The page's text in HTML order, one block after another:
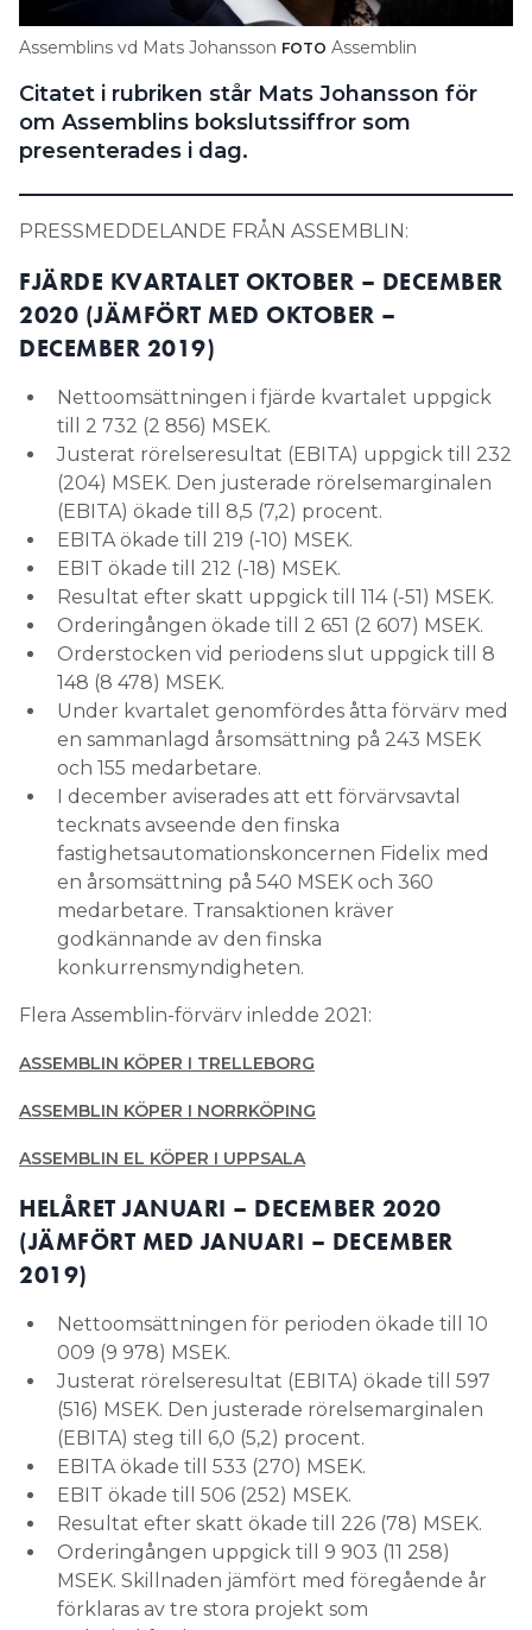
Search for:
SEARCH
Assemblins vd Mats Johansson FOTO Assemblin
Citatet i rubriken står Mats Johansson för
om Assemblins bokslutssiffror som
presenterades i dag.
PRESSMEDDELANDE FRÅN ASSEMBLIN:
FJÄRDE KVARTALET OKTOBER – DECEMBER
2020 (JÄMFÖRT MED OKTOBER –
DECEMBER 2019)
Nettoomsättningen i fjärde kvartalet uppgick
till 2 732 (2 856) MSEK.
Justerat rörelseresultat (EBITA) uppgick till 232
(204) MSEK. Den justerade rörelsemarginalen
(EBITA) ökade till 8,5 (7,2) procent.
EBITA ökade till 219 (-10) MSEK.
EBIT ökade till 212 (-18) MSEK.
Resultat efter skatt uppgick till 114 (-51) MSEK.
Orderingången ökade till 2 651 (2 607) MSEK.
Orderstocken vid periodens slut uppgick till 8
148 (8 478) MSEK.
Under kvartalet genomfördes åtta förvärv med
en sammanlagd årsomsättning på 243 MSEK
och 155 medarbetare.
I december aviserades att ett förvärvsavtal
tecknats avseende den finska
fastighetsautomationskoncernen Fidelix med
en årsomsättning på 540 MSEK och 360
medarbetare. Transaktionen kräver
godkännande av den finska
konkurrensmyndigheten.
Flera Assemblin-förvärv inledde 2021:
ASSEMBLIN KÖPER I TRELLEBORG
ASSEMBLIN KÖPER I NORRKÖPING
ASSEMBLIN EL KÖPER I UPPSALA
HELÅRET JANUARI – DECEMBER 2020
(JÄMFÖRT MED JANUARI – DECEMBER
2019)
Nettoomsättningen för perioden ökade till 10
009 (9 978) MSEK.
Justerat rörelseresultat (EBITA) ökade till 597
(516) MSEK. Den justerade rörelsemarginalen
(EBITA) steg till 6,0 (5,2) procent.
EBITA ökade till 533 (270) MSEK.
EBIT ökade till 506 (252) MSEK.
Resultat efter skatt ökade till 226 (78) MSEK.
Orderingången uppgick till 9 903 (11 258)
MSEK. Skillnaden jämfört med föregående år
förklaras av tre stora projekt som